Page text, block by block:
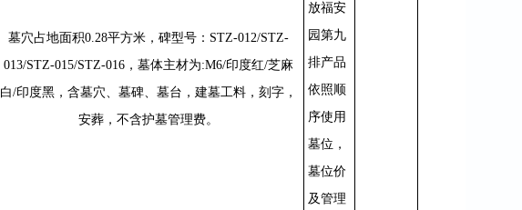
放福安
园第九
排产品
依照顺
序使用
墓位，
墓位价
及管理
墓穴占地面积0.28平方米，碑型号： STZ-012/STZ-
013/STZ-015/STZ-016 ，墓体主材为:M6/印度红/芝麻
白/印度黑，含墓穴、墓碑、墓台，建墓工料，刻字，
安葬，不含护墓管理费。